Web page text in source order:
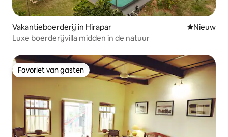
Vakantieboerderij in Hirapar Nieuwe
Nieuw
Luxe boerderijvilla midden in de natuur
Favoriet van gasten
Favoriet van gasten